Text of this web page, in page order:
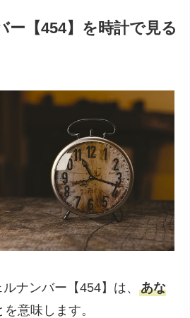
ー【454】を時計で見る
ナンバー【454】は、あな
を意味します。